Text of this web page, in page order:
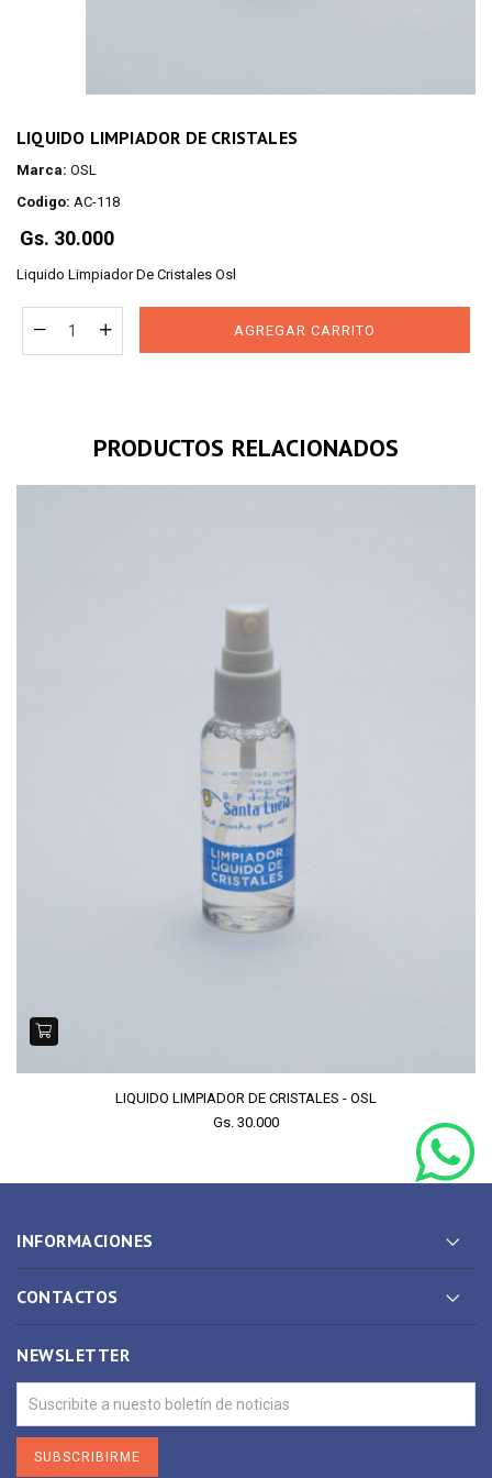
LIQUIDO LIMPIADOR DE CRISTALES
Marca: OSL
Codigo: AC-118
Regular
Gs. 30.000
Liquido Limpiador De Cristales Osl
AGREGAR CARRITO
PRODUCTOS RELACIONADOS
LIQUIDO LIMPIADOR DE CRISTALES - OSL
Gs. 30.000
INFORMACIONES
CONTACTOS
NEWSLETTER
SUBSCRIBIRME